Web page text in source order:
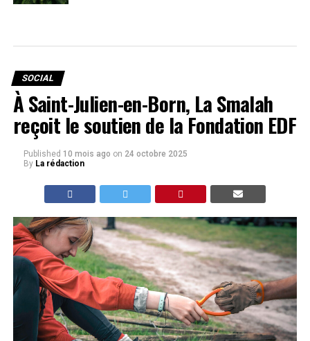
SOCIAL
À Saint-Julien-en-Born, La Smalah
reçoit le soutien de la Fondation EDF
Published 10 mois ago on 24 octobre 2025
By La rédaction